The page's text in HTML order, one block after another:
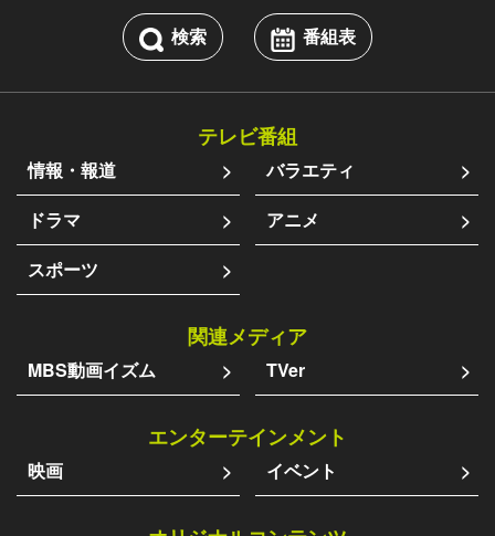
検索 番組表
テレビ番組
情報・報道
バラエティ
ドラマ
アニメ
スポーツ
関連メディア
MBS動画イズム TVer
エンターテインメント
映画 イベント